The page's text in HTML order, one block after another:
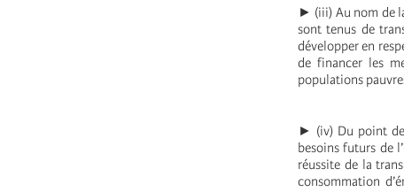
► (iii) Au nom de
sont tenus de
développer en
de financer les
populations
► (iv) Du point de
besoins futurs de
réussite de la
consommation